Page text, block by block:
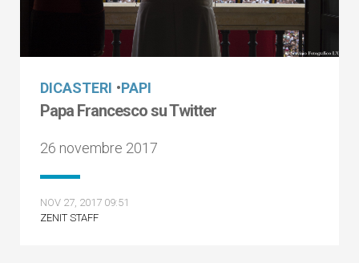
DICASTERI •PAPI
Papa Francesco su Twitter
26 novembre 2017
NOV 27, 2017 09:51
ZENIT STAFF